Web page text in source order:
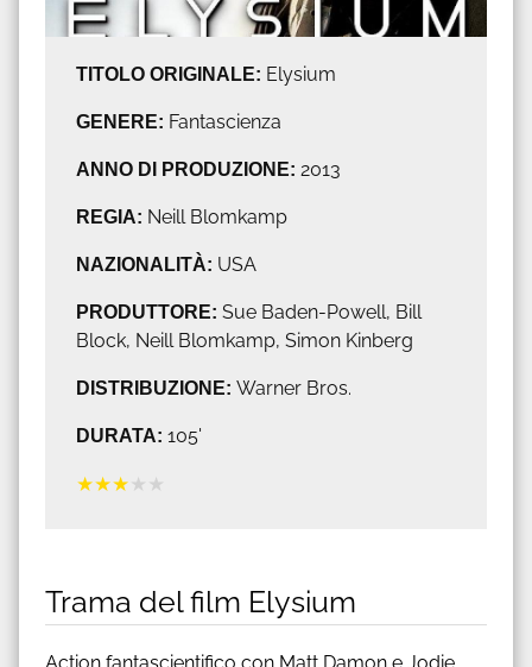
TITOLO ORIGINALE: Elysium
GENERE: Fantascienza
ANNO DI PRODUZIONE: 2013
REGIA: Neill Blomkamp
NAZIONALITÀ: USA
PRODUTTORE: Sue Baden-Powell, Bill
Block, Neill Blomkamp, Simon Kinberg
DISTRIBUZIONE: Warner Bros.
DURATA: 105'
★★★ ★ ★
Trama del film Elysium
Action fantascientifico con Matt Damon e Jodie